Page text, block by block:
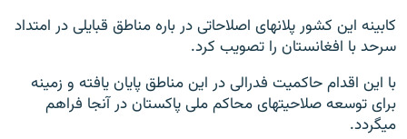
همۀ سایت‌های رادیو آزادی/ رادیو اروپای آزاد
کابینه این کشور پلان‎های اصلاحاتی در باره مناطق قبایلی در امتداد
سرحد با افغانستان را تصویب کرد.
با این اقدام حاکمیت فدرالی در این مناطق پایان یافته و زمینه
برای توسعه صلاحیت‎های محاکم ملی پاکستان در آن‎جا فراهم
می‎گردد.